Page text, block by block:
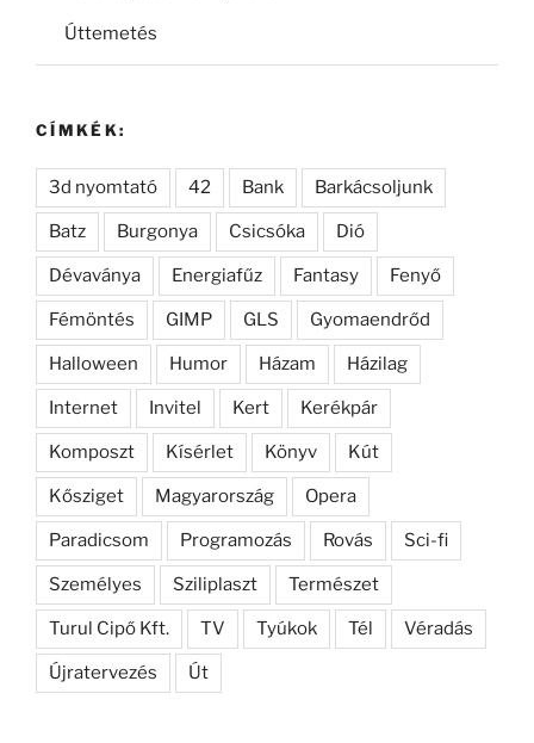
Úttemetés
CÍMKÉK:
3d nyomtató 42 Bank Barkácsoljunk
Batz Burgonya Csicsóka Dió
Dévaványa Energiafűz Fantasy Fenyő
Fémöntés GIMP GLS Gyomaendrőd
Halloween Humor Házam Házilag
Internet Invitel Kert Kerékpár
Komposzt Kísérlet Könyv Kút
Kősziget Magyarország Opera
Paradicsom Programozás Rovás Sci-fi
Személyes Sziliplaszt Természet
Turul Cipő Kft. TV Tyúkok Tél Véradás
Újratervezés Út